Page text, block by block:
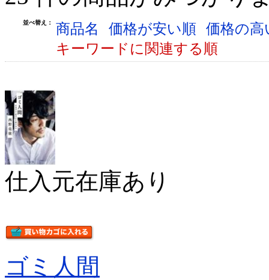
並べ替え： 商品名 価格が安い順 価格の
キーワードに関連する順
仕入元在庫あり
ゴミ人間